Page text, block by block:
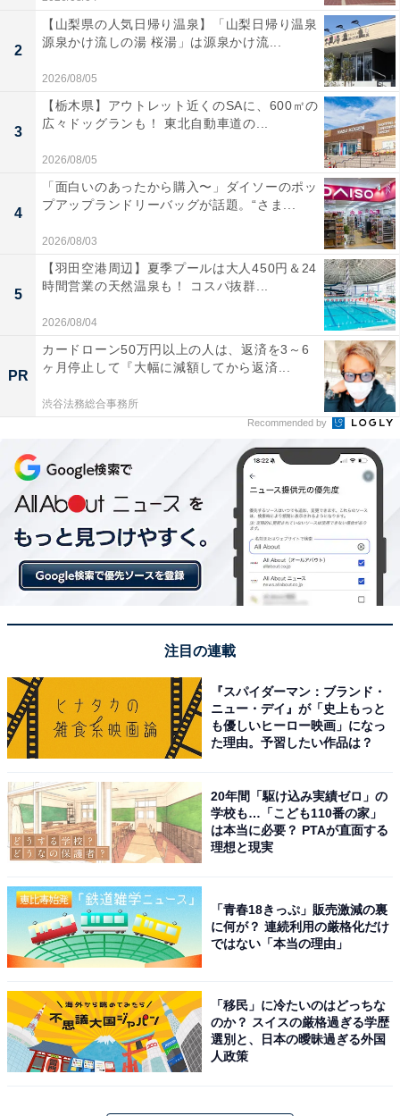
2
【山梨県の人気日帰り温泉】「山梨日帰り温泉
源泉かけ流しの湯 桜湯」は源泉かけ流...
2026/08/05
3
【栃木県】アウトレット近くのSAに、600㎡の
広々ドッグランも！ 東北自動車道の...
2026/08/05
4
「面白いのあったから購入〜」ダイソーのポッ
プアップランドリーバッグが話題。“さま...
2026/08/03
5
【羽田空港周辺】夏季プールは大人450円＆24
時間営業の天然温泉も！ コスパ抜群...
2026/08/04
PR
カードローン50万円以上の人は、返済を3～6
ヶ月停止して『大幅に減額してから返済...
渋谷法務総合事務所
Recommended by
注目の連載
『スパイダーマン：ブランド・
ニュー・デイ』が「史上もっと
も優しいヒーロー映画」になっ
た理由。予習したい作品は？
20年間「駆け込み実績ゼロ」の
学校も…「こども110番の家」
は本当に必要？ PTAが直面する
理想と現実
「青春18きっぷ」販売激減の裏
に何が？ 連続利用の厳格化だけ
ではない「本当の理由」
「移民」に冷たいのはどっちな
のか？ スイスの厳格過ぎる学歴
選別と、日本の曖昧過ぎる外国
人政策